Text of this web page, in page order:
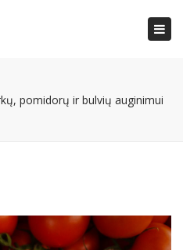
pomidorų ir
pomidorų ir bulvių auginimui